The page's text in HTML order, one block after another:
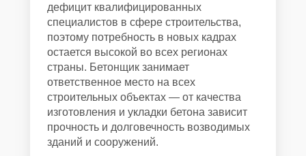
дефицит квалифицированных
специалистов в сфере строительства,
поэтому потребность в новых кадрах
остается высокой во всех регионах
страны. Бетонщик занимает
ответственное место на всех
строительных объектах — от качества
изготовления и укладки бетона зависит
прочность и долговечность возводимых
зданий и сооружений.